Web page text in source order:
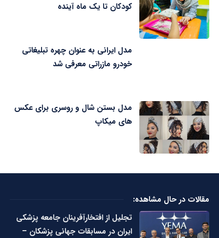
کودکان تا یک ماه آینده
مدل ایرانی به عنوان چهره تبلیغاتی
خودرو مازراتی معرفی شد
مدل بستن شال و روسری برای عکس
های میکاپ
مقالات در حال مشاهده:
تجلیل از افتخارآفرینان جامعه پزشکی
ایران در مسابقات جهانی پزشکان –